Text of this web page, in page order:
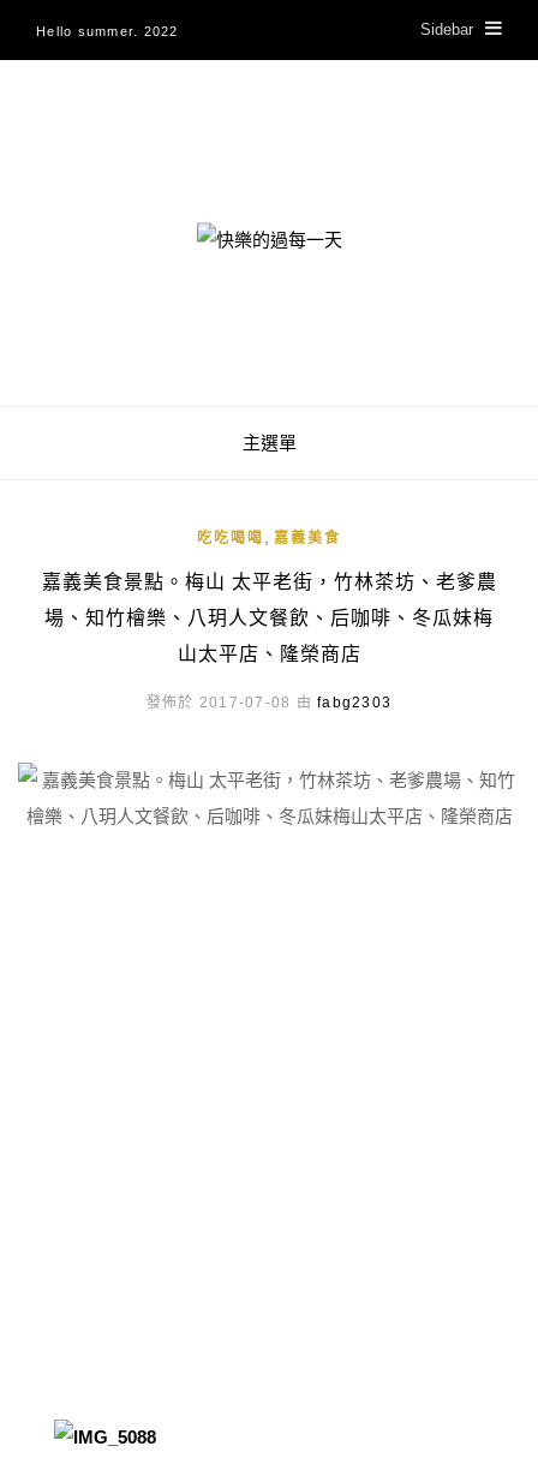
Hello summer. 2022 Sidebar
快樂的過每一天
主選單
吃吃喝喝 嘉義美食
嘉義美食景點。梅山 太平老街，竹林茶坊、老爹農
場、知竹檜樂、八玥人文餐飲、后咖啡、冬瓜妹梅
山太平店、隆榮商店
發佈於 2017-07-08 由fabg2303